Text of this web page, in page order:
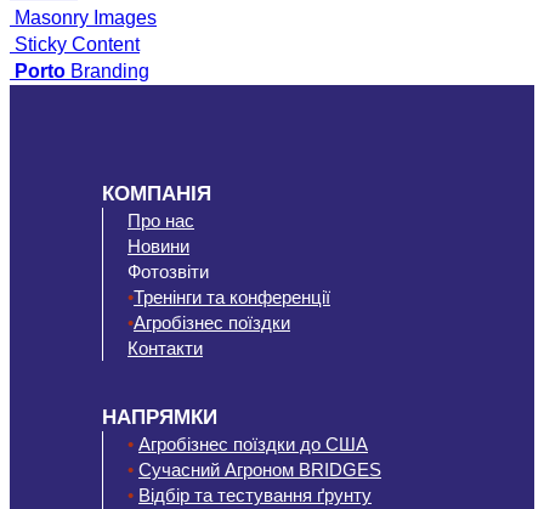
Masonry Images
Sticky Content
Porto Branding
КОМПАНІЯ
Про нас
Новини
Фотозвіти
•Тренінги та конференції
•Агробізнес поїздки
Контакти
НАПРЯМКИ
• Агробізнес поїздки до США
• Сучасний Агроном BRIDGES
• Відбір та тестування ґрунту